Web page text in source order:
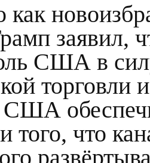
как
заявил,
США в
торговли
США
того, что